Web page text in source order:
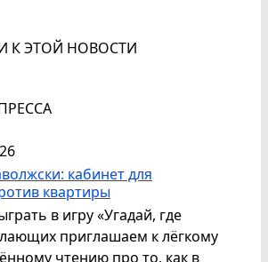
К ЭТОЙ НОВОСТИ
кабинет для
квартиры
в игру «Угадай, где
приглашаем к лёгкому
чтению про то, как в